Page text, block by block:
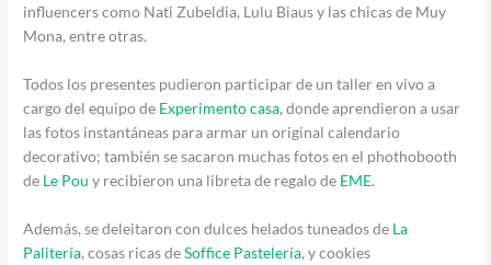
influencers como Nati Zubeldia, Lulu Biaus y las chicas de Muy
Mona, entre otras.
Todos los presentes pudieron participar de un taller en vivo a
cargo del equipo de Experimento casa, donde aprendieron a usar
las fotos instantáneas para armar un original calendario
decorativo; también se sacaron muchas fotos en el phothobooth
de Le Pou y recibieron una libreta de regalo de EME.
Además, se deleitaron con dulces helados tuneados de La
Palitería, cosas ricas deSoffice Pastelería, y cookies